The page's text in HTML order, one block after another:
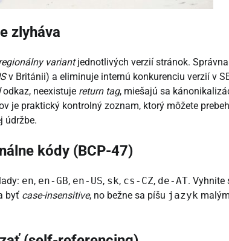
zlyháva
variantjednotlivých verzií stránok. Správna
v Británii) a eliminuje internú konkurenciu verzií v
odkaz, neexistuje return tag, miešajú sa
je praktický kontrolný zoznam, ktorý môžete
údržbe.
kódy (BCP-47)
en, en-GB, en-US, sk, cs-CZ, de-AT. Vyhnite
byť case-insensitive, no bežne sa píšu jazyk